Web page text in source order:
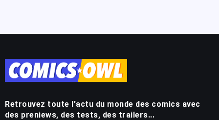
Retrouvez toute l'actu du monde des comics avec
des preniews, des tests, des trailers...